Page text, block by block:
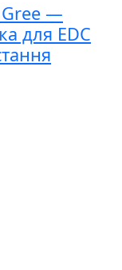
Gree —
для EDC